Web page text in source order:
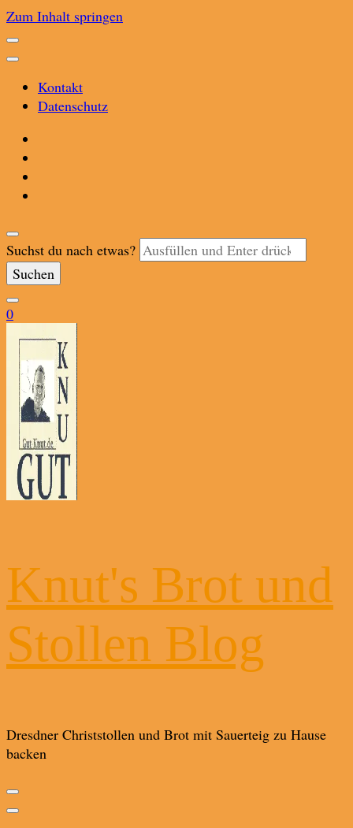
Zum Inhalt springen
Kontakt
Datenschutz
Suchst du nach etwas?
0
Knut's Brot und
Stollen Blog
Dresdner Christstollen und Brot mit Sauerteig zu Hause
backen